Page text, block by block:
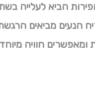
הביא לעלייה
מביאים הרגשת
חוויה